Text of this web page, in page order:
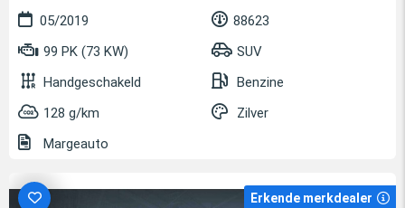
05/2019
88623
99 PK (73 KW)
SUV
Handgeschakeld
Benzine
128 g/km
Zilver
Margeauto
Erkende merkdealer